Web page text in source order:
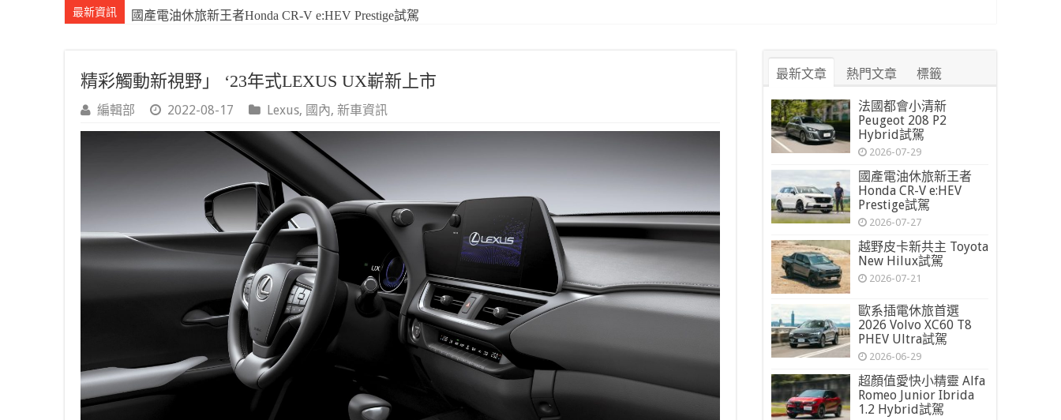
最新資訊 國產電油休旅新王者Honda CR-V e:HEV Prestige試駕
精彩觸動新視野」 ‘23年式LEXUS UX嶄新上市
編輯部 2022-08-17 Lexus, 國內, 新車資訊
最新文章 熱門文章 標籤
法國都會小清新
Peugeot 208 P2
Hybrid試駕
2026-07-29
國產電油休旅新王者
Honda CR-V e:HEV
Prestige試駕
2026-07-27
越野皮卡新共主 Toyota
New Hilux試駕
2026-07-21
歐系插電休旅首選
2026 Volvo XC60 T8
PHEV Ultra試駕
2026-06-29
超顏值愛快小精靈 Alfa
Romeo Junior Ibrida
1.2 Hybrid試駕